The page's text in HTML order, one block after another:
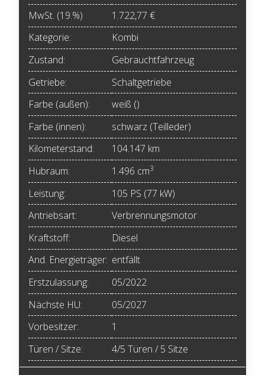
MwSt. (19.%)
1.722,77 €
Kategorie:
Kombi
Zustand:
Gebrauchtfahrzeug
Getriebe:
Schaltgetriebe
Farbe (außen):
weiß ()
Farbe (innen):
schwarz (Teilleder)
Kilometerstand:
104.147 km
Hubraum:
1.496 cm3
Leistung:
105 PS (77 kW)
Antriebsart:
Verbrennungsmotor
Kraftstoff:
Diesel
And. Energieträger: entfällt
Erstzulassung:
05/2022
Nächste HU:
05/2027
Vorbesitzer:
1
Türen / Sitze:
4/5 Türen / 5 Sitze